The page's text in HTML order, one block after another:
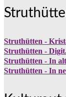
Struthütten -
Struthütten -
Struthütten - In
Struthütten - In